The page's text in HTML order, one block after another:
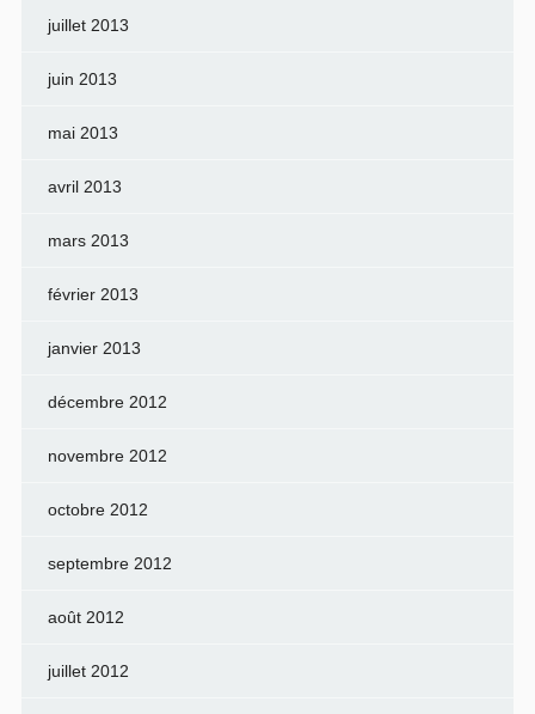
juillet 2013
juin 2013
mai 2013
avril 2013
mars 2013
février 2013
janvier 2013
décembre 2012
novembre 2012
octobre 2012
septembre 2012
août 2012
juillet 2012